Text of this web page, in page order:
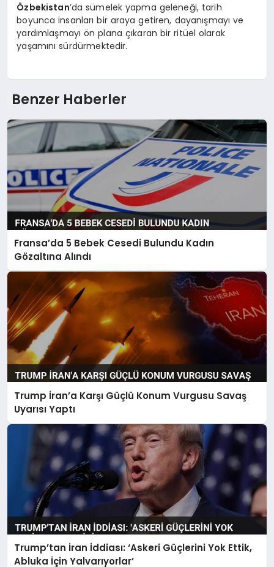
Özbekistan’da sümelek yapma geleneği, tarih
boyunca insanları bir araya getiren, dayanışmayı ve
yardımlaşmayı ön plana çıkaran bir ritüel olarak
yaşamını sürdürmektedir.
Benzer Haberler
Fransa’da 5 Bebek Cesedi Bulundu Kadın
Gözaltına Alındı
Trump İran’a Karşı Güçlü Konum Vurgusu Savaş
Uyarısı Yaptı
Trump’tan İran İddiası: ‘Askeri Güçlerini Yok Ettik,
Abluka İçin Yalvarıyorlar’